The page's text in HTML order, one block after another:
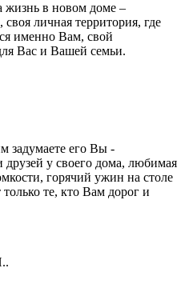
жизнь в новом доме –
своя личная территория, где
именно Вам, свой
Вас и Вашей семьи.
задумаете его Вы -
у своего дома, любимая
горячий ужин на столе
те, кто Вам дорог и
.